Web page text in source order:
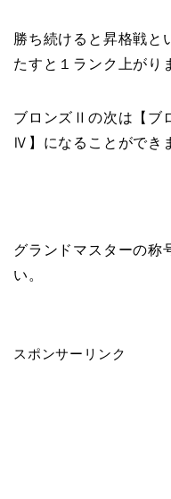
勝ち続けると昇格戦と
たすと１ランク上がり
ブロンズⅡの次は【ブ
Ⅳ】になることができ
グランドマスターの称
い。
スポンサーリンク